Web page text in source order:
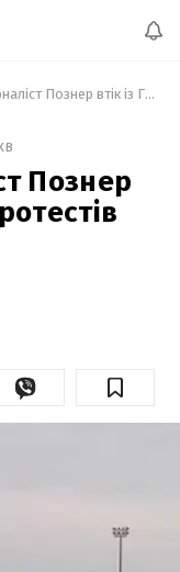
Познер втік із
Познер